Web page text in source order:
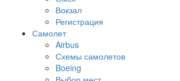
Вокзал
Регистрация
Самолет
Airbus
Схемы самолетов
Boeing